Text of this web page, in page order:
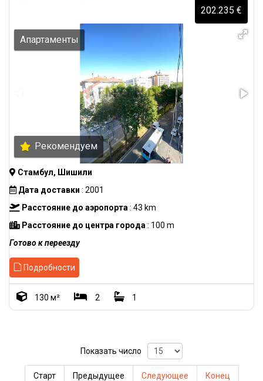
202.235 €
Апартаменты
Рекомендуем
Стамбул, Шишили
Дата доставки : 2001
Расстояние до аэропорта : 43 km
Расстояние до центра города : 100 m
Готово к переезду
Подробности
130 м² 2 1
Показать число
Старт Предыдущее Следующее Конец